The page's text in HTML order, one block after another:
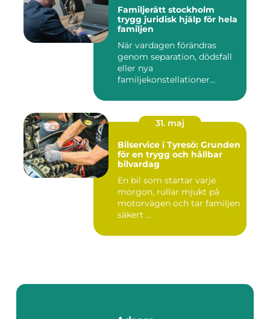
Familjerätt stockholm
trygg juridisk hjälp för hela
familjen
När vardagen förändras
genom separation, dödsfall
eller nya
familjekonstellationer
31. maj
Bilservice i Tyresö: Grunden
för en trygg och hållbar
bilvardag
En bil som startar varje
morgon, rullar mjukt på
motorvägen och tar familjen
säkert ...